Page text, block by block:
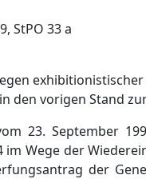
StPO 33 a
den vorigen Stand
23. September
im Wege der
der